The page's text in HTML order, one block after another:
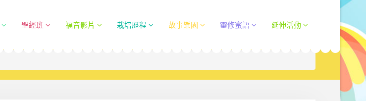
聖經班 福音影片 栽培歷程 故事樂園 靈修蜜語 延伸活動